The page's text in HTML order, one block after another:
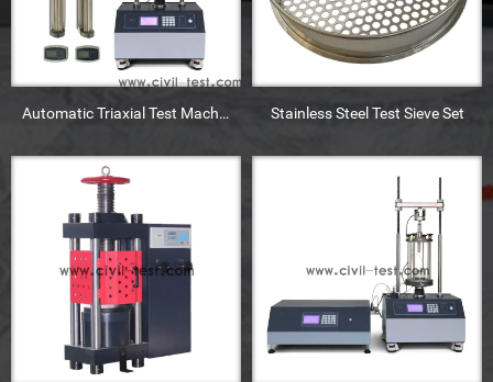
Automatic Triaxial Test Machine Stainless Steel Test Sieve Set